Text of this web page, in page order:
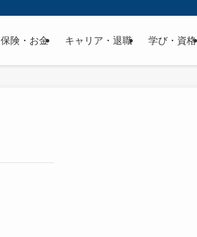
保険・お金 キャリア・退職 学び・資格